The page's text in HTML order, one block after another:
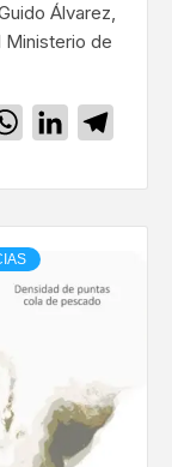
Álvarez,
de
WhatsApp
LinkedIn